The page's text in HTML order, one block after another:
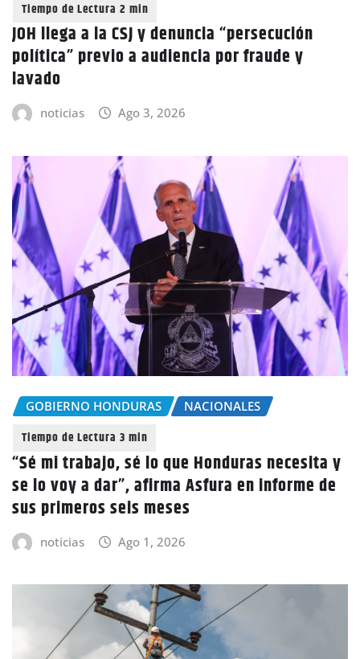
JOH llega a la CSJ y denuncia “persecución
política” previo a audiencia por fraude y
lavado
noticias Ago 3, 2026
GOBIERNO HONDURAS NACIONALES
“Sé mi trabajo, sé lo que Honduras necesita y
se lo voy a dar”, afirma Asfura en informe de
sus primeros seis meses
noticias Ago 1, 2026